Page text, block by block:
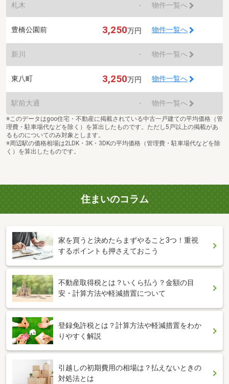
札木 - 物件一覧へ
豊橋公園前 3,250万円 物件一覧へ
新川 - 物件一覧へ
東八町 3,250万円 物件一覧へ
駅前大通 - 物件一覧へ
※このデータはgoo住宅・不動産に掲載されている中古一戸建ての平均価格（管
理費・駐車場代などを除く）を算出したものです。ただし5戸以上の掲載があ
るものについてのみ対象とします。
※周辺駅の価格相場は2LDK・3K・3DKの平均価格（管理費・駐車場代などを除
く）を算出したものです。
住まいのコラム
家を買うと決めたらまずやること3つ！重視
するポイントも押さえておこう
不動産取得税とは？いくら払う？金額の目
安・計算方法や軽減措置について
登録免許税とは？計算方法や軽減措置をわか
りやすく解説
引越しの初期費用の相場は？払えないときの
対処法とは